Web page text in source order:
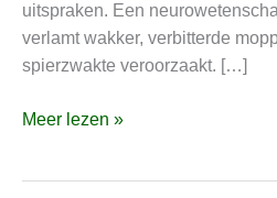
uitspraken. Een
verlamt wakker, verbitterde
spierzwakte veroorzaakt. […]
Meer lezen »